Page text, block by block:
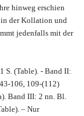
hinweg erschien
der Kollation und
jedenfalls mit der
S. (Table). - Band II:
106, 109-(112)
Band III: 2 nn. Bl.
– Nur